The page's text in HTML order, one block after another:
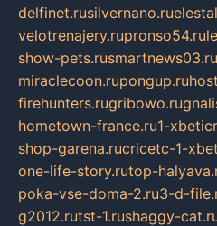
delfinet.rusilvernano.ru
velotrenajery.rupronso54.ru
show-pets.rusmartnews03.ru
miraclecoon.rupongup.ru
firehunters.rugribowo.ru
hometown-france.ru1-
shop-garena.rucricetc-1-
one-life-story.rutop-
poka-vse-doma-2.ru3-d-
g2012.rutst-1.rushaggy-